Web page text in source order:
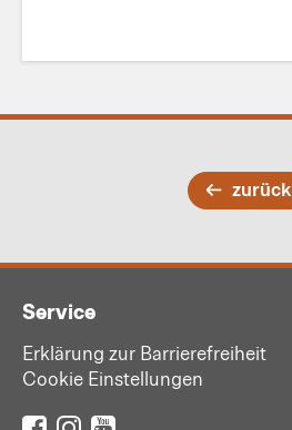
zurück
Service
Erklärung zur Barrierefreiheit
Cookie Einstellungen